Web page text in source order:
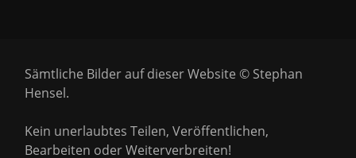
Sämtliche Bilder auf dieser Website © Stephan
Hensel.
Kein unerlaubtes Teilen, Veröffentlichen,
Bearbeiten oder Weiterverbreiten!